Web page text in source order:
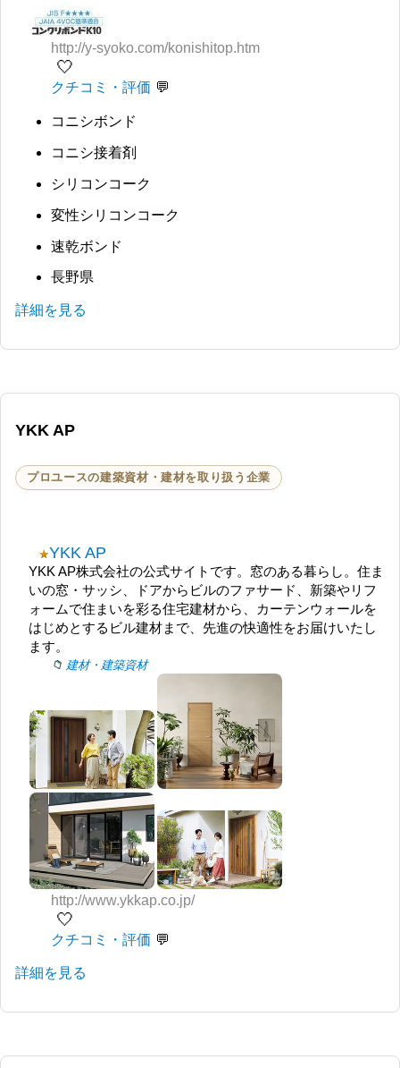
http://y-syoko.com/konishitop.htm
🤍
クチコミ・評価
コニシボンド
コニシ接着剤
シリコンコーク
変性シリコンコーク
速乾ボンド
長野県
詳細を見る
YKK AP
プロユースの建築資材・建材を取り扱う企業
YKK AP
YKK AP株式会社の公式サイトです。窓のある暮らし。住ま
いの窓・サッシ、ドアからビルのファサード、新築やリフ
ォームで住まいを彩る住宅建材から、カーテンウォールを
はじめとするビル建材まで、先進の快適性をお届けいたし
ます。
建材・建築資材
http://www.ykkap.co.jp/
🤍
クチコミ・評価
詳細を見る